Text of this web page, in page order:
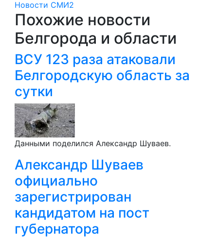
Новости СМИ2
Похожие новости
Белгорода и области
ВСУ 123 раза атаковали
Белгородскую область за
сутки
Данными поделился Александр Шуваев.
Александр Шуваев
официально
зарегистрирован
кандидатом на пост
губернатора